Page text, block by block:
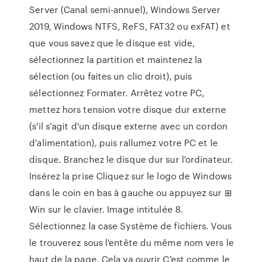
Server (Canal semi-annuel), Windows Server
2019, Windows NTFS, ReFS, FAT32 ou exFAT) et
que vous savez que le disque est vide,
sélectionnez la partition et maintenez la
sélection (ou faites un clic droit), puis
sélectionnez Formater. Arrêtez votre PC,
mettez hors tension votre disque dur externe
(s'il s'agit d'un disque externe avec un cordon
d'alimentation), puis rallumez votre PC et le
disque. Branchez le disque dur sur l'ordinateur.
Insérez la prise Cliquez sur le logo de Windows
dans le coin en bas à gauche ou appuyez sur ⊞
Win sur le clavier. Image intitulée 8.
Sélectionnez la case Système de fichiers. Vous
le trouverez sous l'entête du même nom vers le
haut de la page. Cela va ouvrir C'est comme le